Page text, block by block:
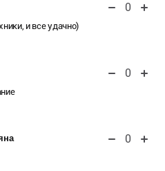
0
и все удачно)
0
0